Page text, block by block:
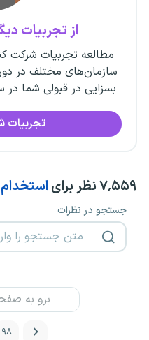
از تجربیات
مطالعه تجربیات شرکت
سازمان‌های مختلف در
بسزایی در قبولی شما در
تجربیات
۷٬۵۵۹نظر برای
جستجو در نظرات
۹۸